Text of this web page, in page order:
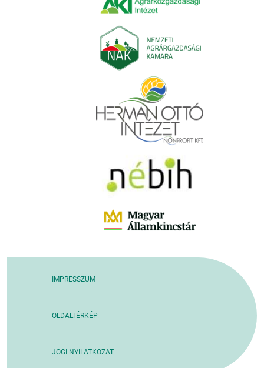
IMPRESSZUM
OLDALTÉRKÉP
JOGI NYILATKOZAT